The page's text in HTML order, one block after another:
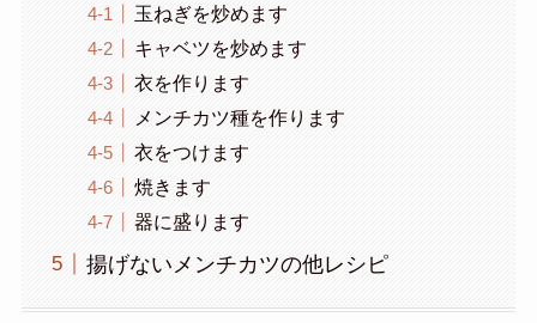
玉ねぎを炒めます
キャベツを炒めます
衣を作ります
メンチカツ種を作ります
衣をつけます
焼きます
器に盛ります
揚げないメンチカツの他レシピ